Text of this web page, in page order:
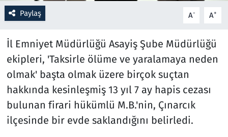
Paylaş A- A+
İl Emniyet Müdürlüğü Asayiş Şube Müdürlüğü
ekipleri, 'Taksirle ölüme ve yaralamaya neden
olmak' başta olmak üzere birçok suçtan
hakkında kesinleşmiş 13 yıl 7 ay hapis cezası
bulunan firari hükümlü M.B.'nin, Çınarcık
ilçesinde bir evde saklandığını belirledi.
Savunma Sanayi
Spor
Teknoloji ve Bilim
Televizyon